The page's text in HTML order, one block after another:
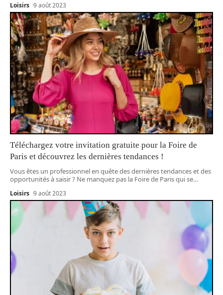
Loisirs 9 août 2023
Téléchargez votre invitation gratuite pour la Foire de
Paris et découvrez les dernières tendances !
Vous êtes un professionnel en quête des dernières tendances et des
opportunités à saisir ? Ne manquez pas la Foire de Paris qui se…
Loisirs 9 août 2023